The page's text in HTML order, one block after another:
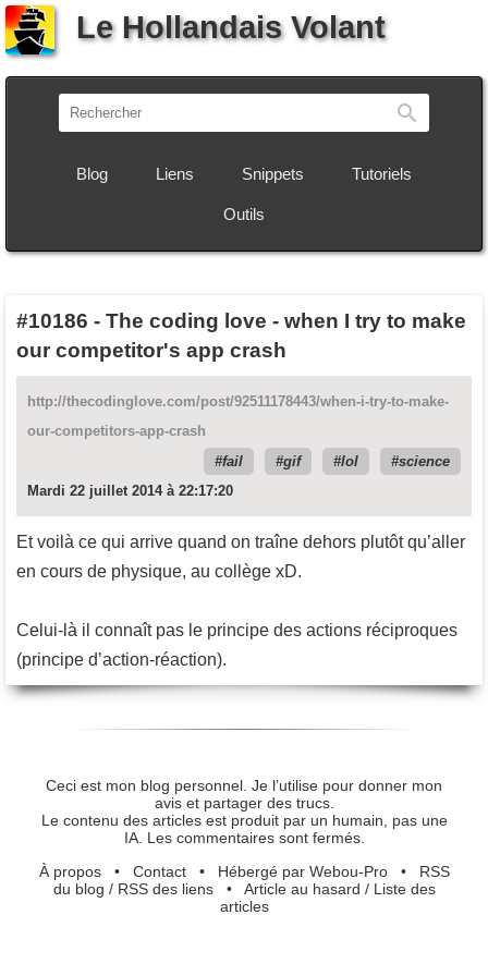
Le Hollandais Volant
Blog Liens Snippets Tutoriels
Outils
#10186 - The coding love - when I try to make
our competitor's app crash
http://thecodinglove.com/post/92511178443/when-i-try-to-make-
our-competitors-app-crash
fail
gif lol
science
Mardi 22 juillet 2014 à 22:17:20
Et voilà ce qui arrive quand on traîne dehors plutôt qu’aller
en cours de physique, au collège xD.
Celui-là il connaît pas le principe des actions réciproques
(principe d’action-réaction).
Ceci est mon blog personnel. Je l’utilise pour donner mon
avis et partager des trucs.
Le contenu des articles est produit par un humain, pas une
IA. Les commentaires sont fermés.
À propos• Contact• Hébergé par Webou-Pro• RSS
du blog / RSS des liens• Article au hasard / Liste des
articles